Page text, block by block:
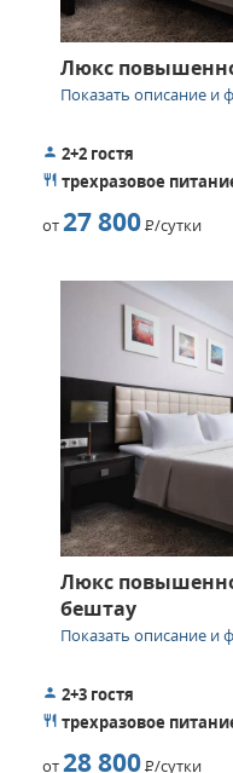
Люкс
Показать описание и
2+2 гостя
трехразовое
от27 800Р/сутки
Люкс
бештау
Показать описание и
2+3 гостя
трехразовое
от28 800Р/сутки